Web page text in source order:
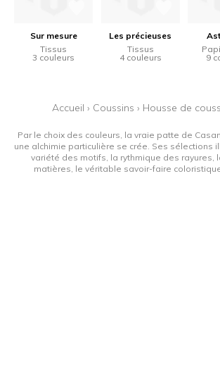
Sur mesure
Tissus
3 couleurs
Les précieuses
Tissus
4 couleurs
9
Accueil › Coussins › Housse de
Par le choix des couleurs, la vraie patte de
une alchimie particulière se crée. Ses sélections
variété des motifs, la rythmique des rayures,
matières, le véritable savoir-faire